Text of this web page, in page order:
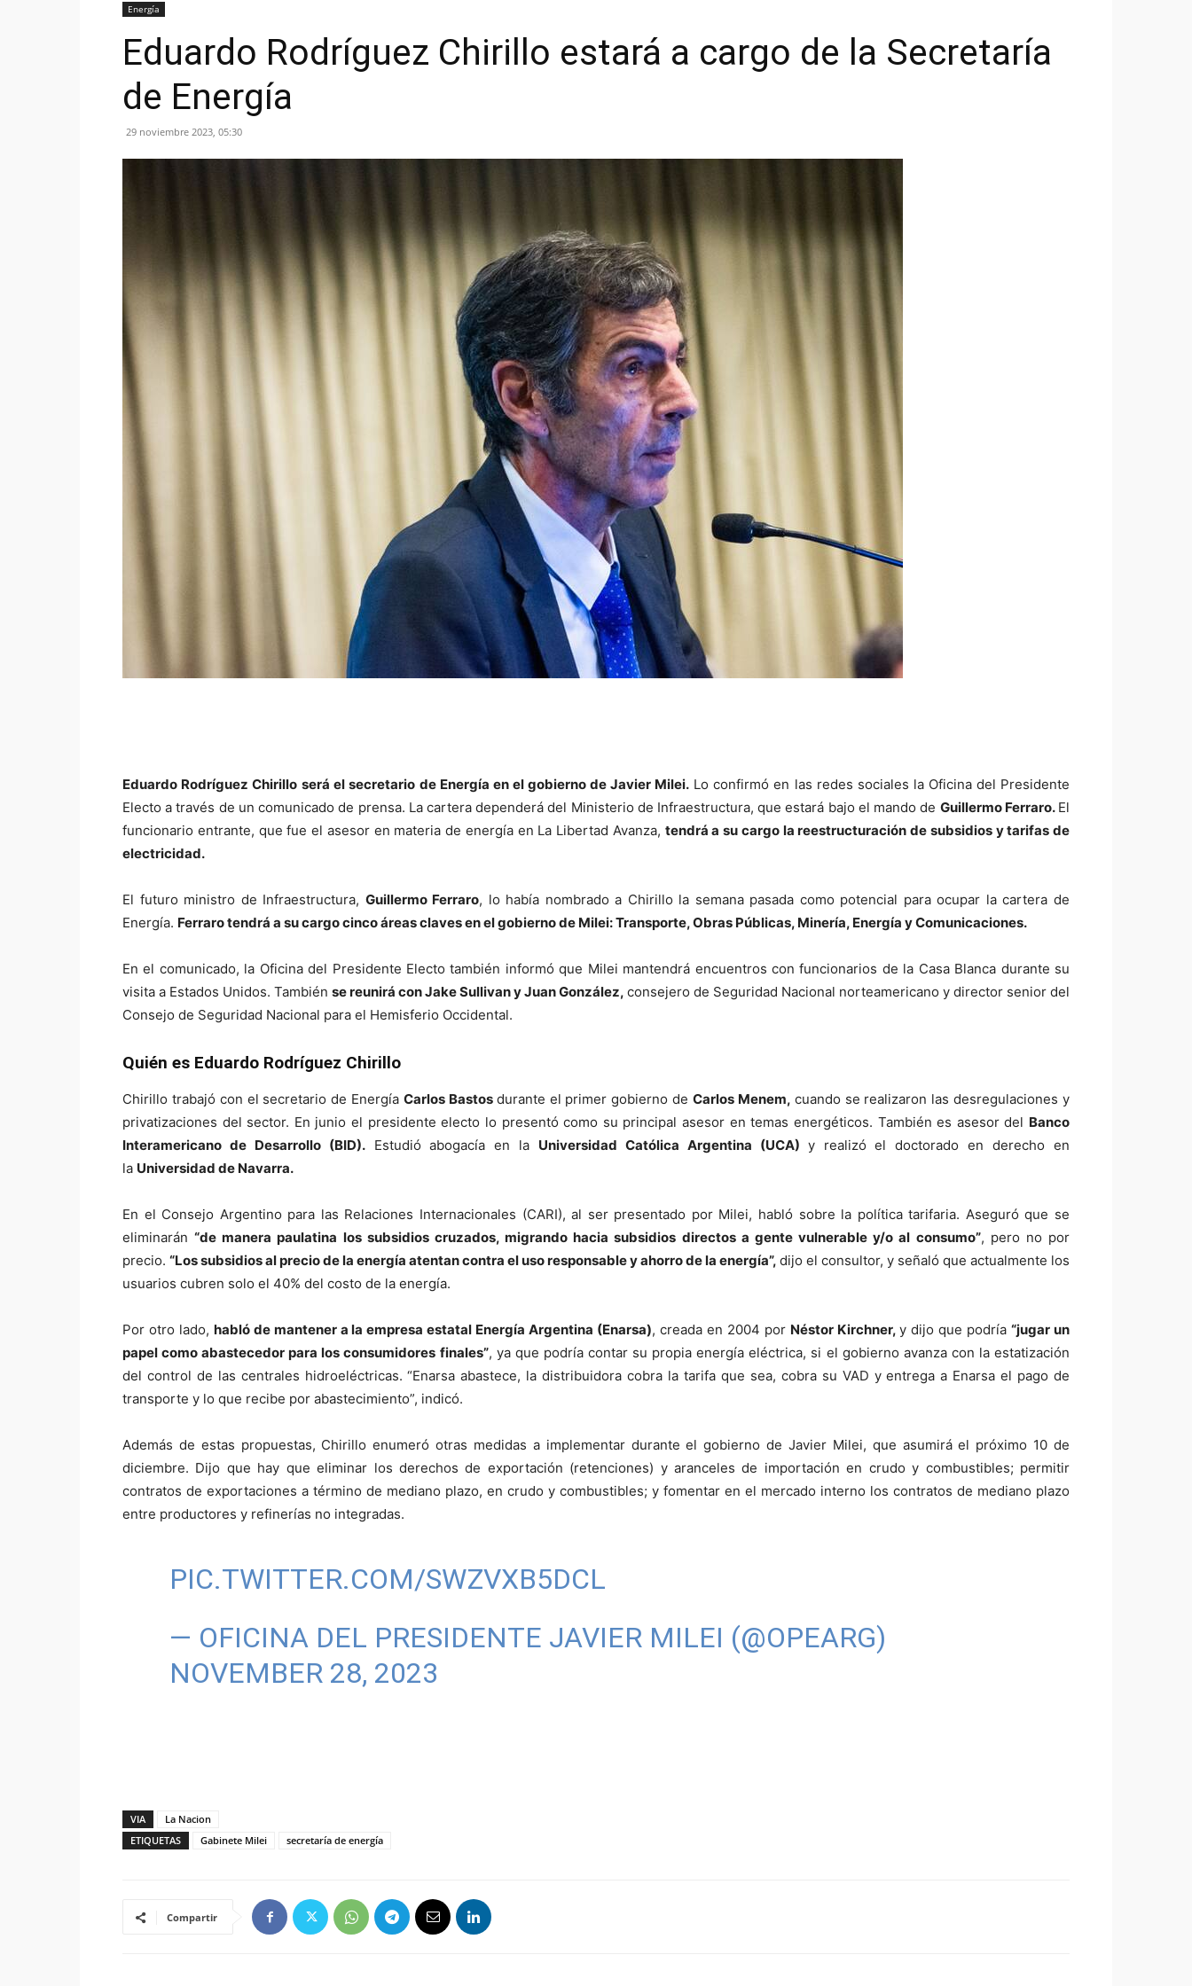
Energía
Eduardo Rodríguez Chirillo estará a cargo de la Secretaría
de Energía
29 noviembre 2023, 05:30
Eduardo Rodríguez Chirillo será el secretario de Energía en el gobierno de Javier Milei. Lo confirmó en las redes sociales la Oficina del Presidente
Electo a través de un comunicado de prensa. La cartera dependerá del Ministerio de Infraestructura, que estará bajo el mando de Guillermo Ferraro. El
funcionario entrante, que fue el asesor en materia de energía en La Libertad Avanza, tendrá a su cargo la reestructuración de subsidios y tarifas de
electricidad.
El futuro ministro de Infraestructura, Guillermo Ferraro, lo había nombrado a Chirillo la semana pasada como potencial para ocupar la cartera de
Energía. Ferraro tendrá a su cargo cinco áreas claves en el gobierno de Milei: Transporte, Obras Públicas, Minería, Energía y Comunicaciones.
En el comunicado, la Oficina del Presidente Electo también informó que Milei mantendrá encuentros con funcionarios de la Casa Blanca durante su
visita a Estados Unidos. También se reunirá con Jake Sullivan y Juan González, consejero de Seguridad Nacional norteamericano y director senior del
Consejo de Seguridad Nacional para el Hemisferio Occidental.
Quién es Eduardo Rodríguez Chirillo
Chirillo trabajó con el secretario de Energía Carlos Bastos durante el primer gobierno deCarlos Menem, cuando se realizaron las desregulaciones y
privatizaciones del sector. En junio el presidente electo lo presentó como su principal asesor en temas energéticos. También es asesor del Banco
Interamericano de Desarrollo (BID).Estudió abogacía en la Universidad Católica Argentina (UCA) y realizó el doctorado en derecho en
la Universidad de Navarra.
En el Consejo Argentino para las Relaciones Internacionales (CARI), al ser presentado por Milei, habló sobre la política tarifaria. Aseguró que se
eliminarán“de manera paulatina los subsidios cruzados, migrando hacia subsidios directos a gente vulnerable y/o al consumo”, pero no por
precio. “Los subsidios al precio de la energía atentan contra el uso responsable y ahorro de la energía”, dijo el consultor, y señaló que actualmente los
usuarios cubren solo el 40% del costo de la energía.
Por otro lado, habló de mantener a la empresa estatal Energía Argentina (Enarsa), creada en 2004 por Néstor Kirchner,y dijo que podría“jugar un
papel como abastecedor para los consumidores finales”, ya que podría contar su propia energía eléctrica, si el gobierno avanza con la estatización
del control de las centrales hidroeléctricas. “Enarsa abastece, la distribuidora cobra la tarifa que sea, cobra su VAD y entrega a Enarsa el pago de
transporte y lo que recibe por abastecimiento”, indicó.
Además de estas propuestas, Chirillo enumeró otras medidas a implementar durante el gobierno de Javier Milei, que asumirá el próximo 10 de
diciembre. Dijo que hay que eliminar los derechos de exportación (retenciones) y aranceles de importación en crudo y combustibles; permitir
contratos de exportaciones a término de mediano plazo, en crudo y combustibles; y fomentar en el mercado interno los contratos de mediano plazo
entre productores y refinerías no integradas.
PIC.TWITTER.COM/SWZVXB5DCL
— OFICINA DEL PRESIDENTE JAVIER MILEI (@OPEARG)
NOVEMBER 28, 2023
VIA
La Nacion
ETIQUETAS
Gabinete Milei secretaría de energía
Compartir